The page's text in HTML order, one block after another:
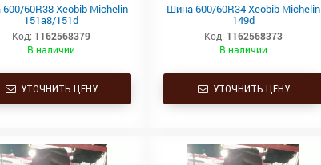
60R38 Xeobib Michelin
151a8/151d
Код: 1162568379
В наличии
УТОЧНИТЬ ЦЕНУ
Шина 600/60R34 Xeobib Michelin
149d
Код: 1162568373
В наличии
УТОЧНИТЬ ЦЕНУ